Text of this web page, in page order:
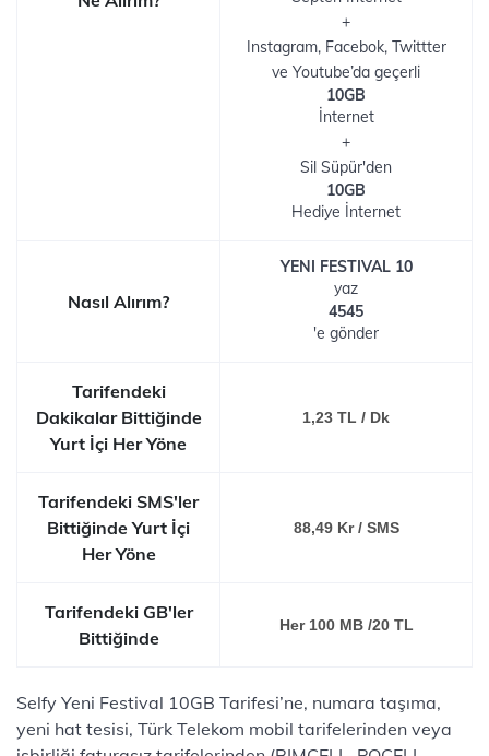
+
Instagram, Facebok, Twittter
ve Youtube’da geçerli
10GB
İnternet
+
Sil Süpür'den
10GB
Hediye İnternet
Nasıl Alırım?
YENI FESTIVAL 10
yaz
4545
'e gönder
Tarifendeki
Dakikalar Bittiğinde
Yurt İçi Her Yöne
1,23 TL / Dk
Tarifendeki SMS'ler
Bittiğinde Yurt İçi
Her Yöne
88,49 Kr / SMS
Tarifendeki GB'ler
Bittiğinde
Her 100 MB /20 TL
Selfy Yeni Festival 10GB Tarifesi’ne, numara taşıma,
yeni hat tesisi, Türk Telekom mobil tarifelerinden veya